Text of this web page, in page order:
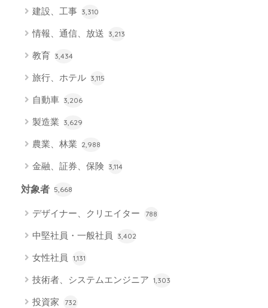
建設、工事 3,310
情報、通信、放送 3,213
教育 3,434
旅行、ホテル 3,115
自動車 3,206
製造業 3,629
農業、林業 2,988
金融、証券、保険 3,114
対象者 5,668
デザイナー、クリエイター 788
中堅社員・一般社員 3,402
女性社員 1,131
技術者、システムエンジニア 1,303
投資家 732